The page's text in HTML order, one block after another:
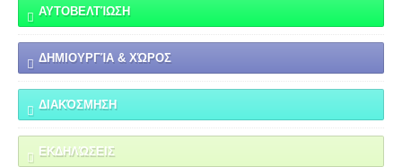
ΑΥΤΟΒΕΛΤΊΩΣΗ
ΔΗΜΙΟΥΡΓΊΑ & ΧΏΡΟΣ
ΔΙΑΚΌΣΜΗΣΗ
ΕΚΔΗΛΏΣΕΙΣ